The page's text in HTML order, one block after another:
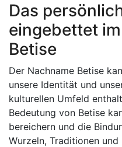
Das
eingebettet
Betise
Der Nachname Betise
unsere Identität und
kulturellen Umfeld
Bedeutung von Betise
bereichern und die
Wurzeln, Traditionen